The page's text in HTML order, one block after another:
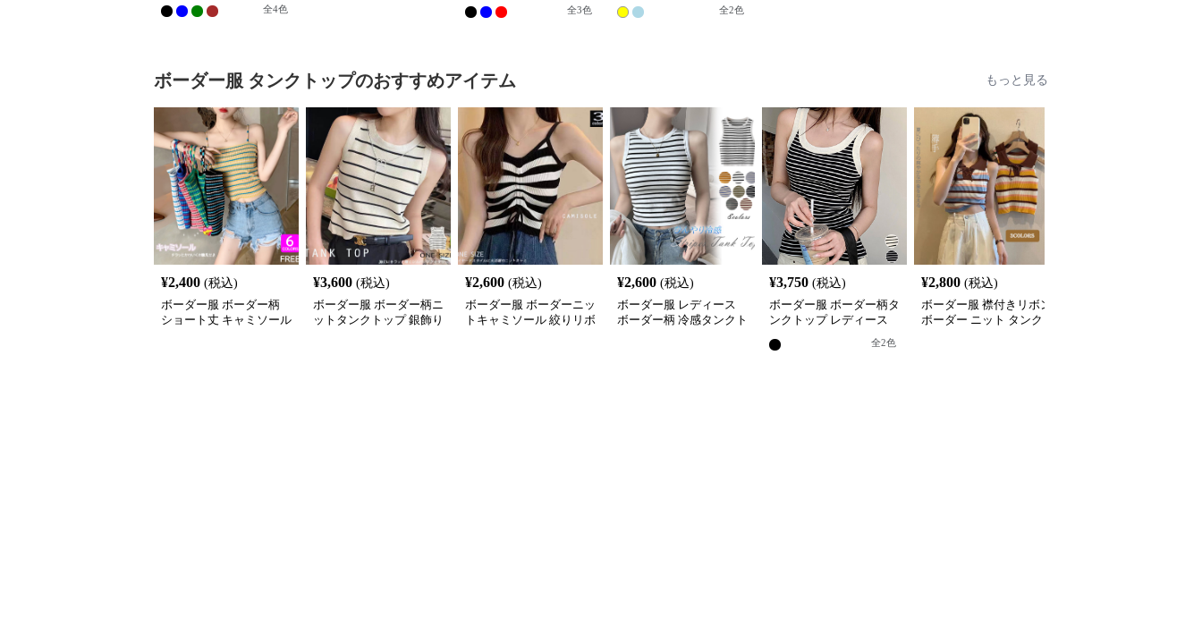
全4色 全3色 全2色
ボーダー服 タンクトップのおすすめアイテム もっと見る
¥2,400 (税込)
ボーダー服 ボーダー柄
ショート丈 キャミソール
¥3,600 (税込)
ボーダー服 ボーダー柄ニ
ットタンクトップ 銀飾り
¥2,600 (税込)
ボーダー服 ボーダーニッ
トキャミソール 絞りリボ
¥2,600 (税込)
ボーダー服 レディース
ボーダー柄 冷感タンクト
¥3,750 (税込)
ボーダー服 ボーダー柄タ
ンクトップ レディース
全2色
¥2,800 (税込)
ボーダー服 襟付きリボン
ボーダー ニット タンク